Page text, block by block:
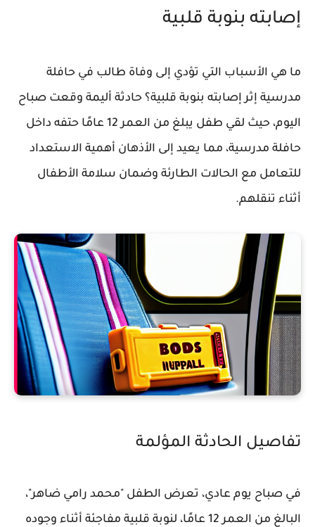
إصابته بنوبة قلبية
ما هي الأسباب التي تؤدي إلى وفاة طالب في حافلة
مدرسية إثر إصابته بنوبة قلبية؟ حادثة أليمة وقعت صباح
اليوم، حيث لقي طفل يبلغ من العمر 12 عامًا حتفه داخل
حافلة مدرسية، مما يعيد إلى الأذهان أهمية الاستعداد
للتعامل مع الحالات الطارئة وضمان سلامة الأطفال
أثناء تنقلهم.
تفاصيل الحادثة المؤلمة
في صباح يوم عادي، تعرض الطفل "محمد رامي ضاهر"،
البالغ من العمر 12 عامًا، لنوبة قلبية مفاجئة أثناء وجوده